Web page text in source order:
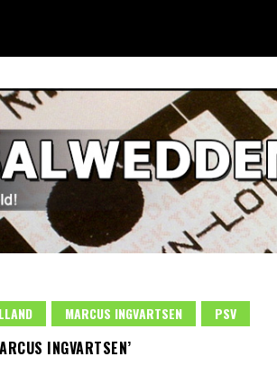
MARCUS INGVARTSEN PSV
INGVARTSEN’